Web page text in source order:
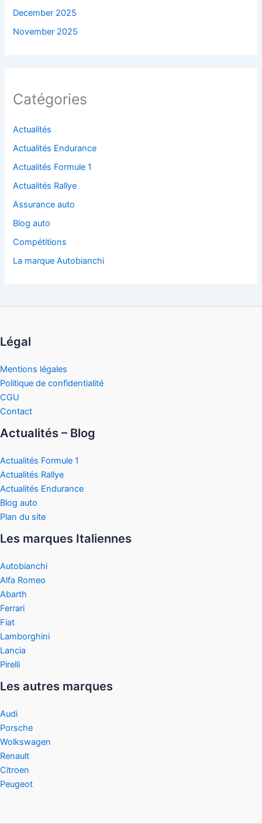
December 2025
November 2025
Catégories
Actualités
Actualités Endurance
Actualités Formule 1
Actualités Rallye
Assurance auto
Blog auto
Compétitions
La marque Autobianchi
Légal
Mentions légales
Politique de confidentialité
CGU
Contact
Actualités – Blog
Actualités Formule 1
Actualités Rallye
Actualités Endurance
Blog auto
Plan du site
Les marques Italiennes
Autobianchi
Alfa Romeo
Abarth
Ferrari
Fiat
Lamborghini
Lancia
Pirelli
Les autres marques
Audi
Porsche
Wolkswagen
Renault
Citroen
Peugeot